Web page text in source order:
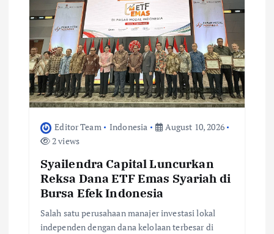
t
o
n
Editor Team Indonesia
August 10, 2026
2 views
Syailendra Capital Luncurkan
Reksa Dana ETF Emas Syariah di
Bursa Efek Indonesia
Salah satu perusahaan manajer investasi lokal
independen dengan dana kelolaan terbesar di